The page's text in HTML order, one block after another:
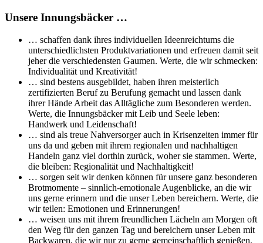
Unsere Innungsbäcker …
… schaffen dank ihres individuellen Ideenreichtums die
unterschiedlichsten Produktvariationen und erfreuen damit seit
jeher die verschiedensten Gaumen. Werte, die wir schmecken:
Individualität und Kreativität!
… sind bestens ausgebildet, haben ihren meisterlich
zertifizierten Beruf zu Berufung gemacht und lassen dank
ihrer Hände Arbeit das Alltägliche zum Besonderen werden.
Werte, die Innungsbäcker mit Leib und Seele leben:
Handwerk und Leidenschaft!
… sind als treue Nahversorger auch in Krisenzeiten immer für
uns da und geben mit ihrem regionalen und nachhaltigen
Handeln ganz viel dorthin zurück, woher sie stammen. Werte,
die bleiben: Regionalität und Nachhaltigkeit!
… sorgen seit wir denken können für unsere ganz besonderen
Brotmomente – sinnlich-emotionale Augenblicke, an die wir
uns gerne erinnern und die unser Leben bereichern. Werte, die
wir teilen: Emotionen und Erinnerungen!
… weisen uns mit ihrem freundlichen Lächeln am Morgen oft
den Weg für den ganzen Tag und bereichern unser Leben mit
Backwaren, die wir nur zu gerne gemeinschaftlich genießen.